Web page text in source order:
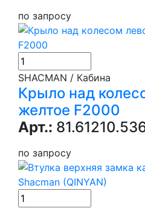
по запросу
SHACMAN / Кабина
Крыло над
желтое F2000
Арт.:
по запросу